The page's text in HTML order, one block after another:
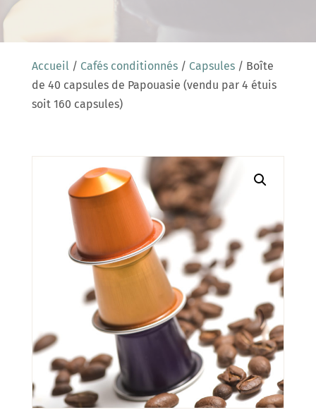
Accueil/ Cafés conditionnés/ Capsules/ Boîte
de 40 capsules de Papouasie (vendu par 4 étuis
soit 160 capsules)